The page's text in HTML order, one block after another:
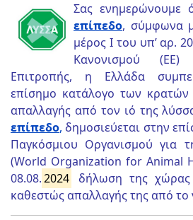
Σας ενημερώνουμε
επίπεδο, σύμφωνα
μέρος Ι του υπ’ αρ.
Κανονισμού
Επιτροπής, η Ελλάδα
επίσημο κατάλογο των
απαλλαγής από τον ιό της
επίπεδο, δημοσιεύεται στην
Παγκόσμιου Οργανισμού για
(World Organization for Animal
08.08.2024
δήλωση της
καθεστώς απαλλαγής της από το